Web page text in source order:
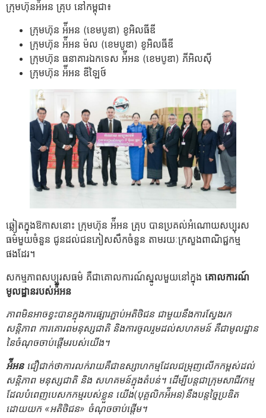
ក្រុមហ៊ុនអ៉ីអន គ្រុប នៅកម្ពុជា៖
ក្រុម​ហ៊ុន អ៉ីអន (ខេមបូឌា) ខូអិលធីឌី
ក្រុម​ហ៊ុន អ៉ីអន ម៉ល (ខេមបូឌា) ខូអិលធីឌី
ក្រុម​ហ៊ុន ធនាគារឯកទេស អ៉ីអន (ខេមបូឌា) ភីអិលស៊ី
ក្រុម​ហ៊ុន អ៉ីអន ឌីឡៃថ៍
ឆ្លៀតក្នុងឱកាសនោះ ក្រុមហ៊ុន អ៉ីអន គ្រុប បានប្រគល់អំណោយសប្បុរស
ធម៌មួយចំនួន ជូនដល់ជនភៀសសឹកចំនួន តាមរយៈក្រសួងពាណិជ្ជកម្ម
ផងដែរ។
សកម្មភាពសប្បុរសធម៌ គឺជាគោលការណ៍ស្នូលមួយនៅក្នុង គោលការណ៍
មូលដ្ឋានរបស់អ៉ីអន
ភាពមិនអាចខ្វះបានក្នុង​ការផ្សារភ្ជាប់អតិថិជន ជាមួយ​នឹង​ការស្វែងរក
សន្តិភាព ការគោរពមនុស្សជាតិ និងការចូលរួម​ដល់សហគមន៍ គឺ​ជាមូលដ្ឋាន
នៃចំណុចចាប់ផ្ដើមរបស់​យើង។
អ៉ីអនជឿជាក់ថាការលក់រាយគឺជាឧស្សាហកម្មដែលជម្រុញលើកកម្ពស់ដល់
សន្តិភាព មនុស្សជាតិ និង សហគមន៍ក្នុងតំបន់។​ ដើម្បីបន្តជាក្រុមសាជីវកម្ម
ដែលបំពេញបេសកកម្មរបស់ខ្លួន យើង(បុគ្គលិកអ៉ីអន)នឹងបន្តច្នៃប្រឌិត
ដោយយក «អតិថិជន» ចំណុចចាប់ផ្តើម។